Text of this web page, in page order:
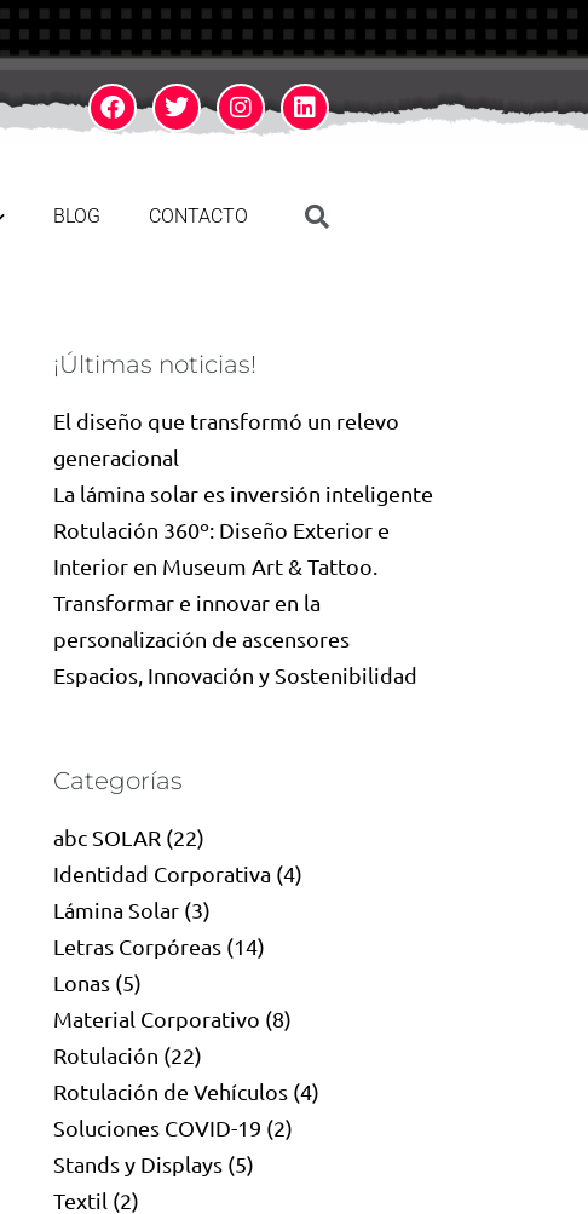
BLOG CONTACTO
¡Últimas noticias!
El diseño que transformó un relevo
generacional
La lámina solar es inversión inteligente
Rotulación 360º: Diseño Exterior e
Interior en Museum Art & Tattoo.
Transformar e innovar en la
personalización de ascensores
Espacios, Innovación y Sostenibilidad
Categorías
abc SOLAR(22)
Identidad Corporativa (4)
Lámina Solar(3)
Letras Corpóreas(14)
Lonas(5)
Material Corporativo (8)
Rotulación (22)
Rotulación de Vehículos(4)
Soluciones COVID-19 (2)
Stands y Displays(5)
Textil (2)